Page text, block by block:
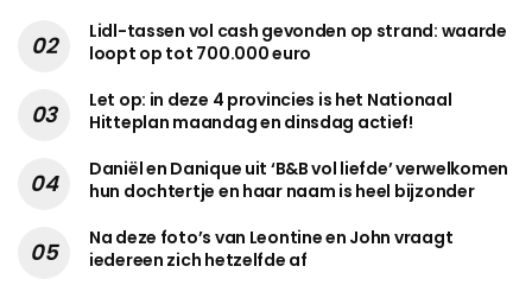
Lidl-tassen vol cash gevonden op strand: waarde
loopt op tot 700.000 euro
Let op: in deze 4 provincies is het Nationaal
Hitteplan maandag en dinsdag actief!
Daniël en Danique uit ‘B&B vol liefde’ verwelkomen
hun dochtertje en haar naam is heel bijzonder
Na deze foto’s van Leontine en John vraagt
iedereen zich hetzelfde af